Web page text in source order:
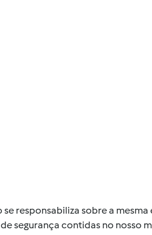
responsabiliza sobre a
segurança contidas no nosso